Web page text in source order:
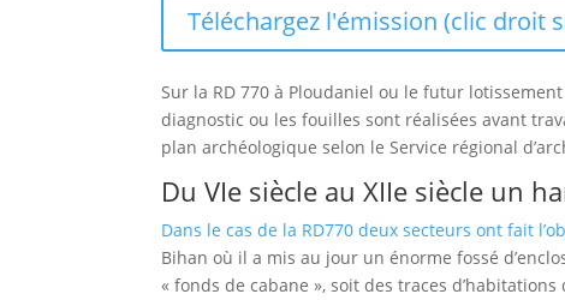
Téléchargez l'émission (clic droit
Sur la RD 770 à Ploudaniel ou le futur
diagnostic ou les fouilles sont réalisées avant
plan archéologique selon le Service régional
Du VIe siècle au XIIe siècle un
Dans le cas de la RD770 deux secteurs ont fait
Bihan où il a mis au jour un énorme fossé
« fonds de cabane », soit des traces